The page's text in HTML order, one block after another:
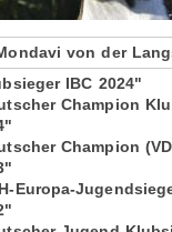
von der
IBC 2024"
Champion
Champion
Europa-